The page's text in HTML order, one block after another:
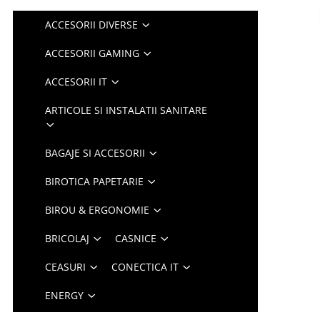
ACCESORII DIVERSE
ACCESORII GAMING
ACCESORII IT
ARTICOLE SI INSTALATII SANITARE
BAGAJE SI ACCESORII
BIROTICA PAPETARIE
BIROU & ERGONOMIE
BRICOLAJ CASNICE
CEASURI CONECTICA IT
ENERGY